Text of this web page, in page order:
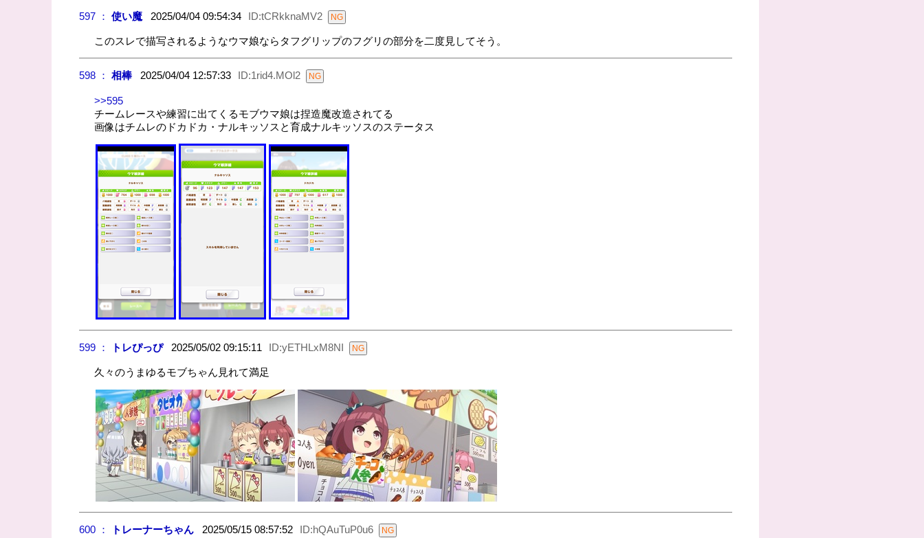
597 ： 使い魔2025/04/04 09:54:34 ID:tCRkknaMV2
このスレで描写されるようなウマ娘ならタフグリップのフグリの部分を二度見してそう。
598 ： 相棒2025/04/04 12:57:33 ID:1rid4.MOl2
>>595
チームレースや練習に出てくるモブウマ娘は捏造魔改造されてる
画像はチムレのドカドカ・ナルキッソスと育成ナルキッソスのステータス
599 ： トレぴっぴ2025/05/02 09:15:11 ID:yETHLxM8NI
久々のうまゆるモブちゃん見れて満足
600 ： トレーナーちゃん2025/05/15 08:57:52 ID:hQAuTuP0u6